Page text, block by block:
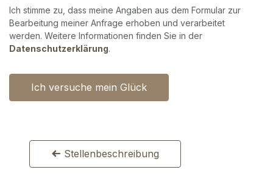
Ich stimme zu, dass meine Angaben aus dem Formular zur
Bearbeitung meiner Anfrage erhoben und verarbeitet
werden. Weitere Informationen finden Sie in der
Datenschutzerklärung.
Ich versuche mein Glück
Stellenbeschreibung